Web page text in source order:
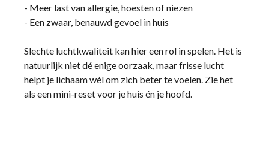
- Meer last van allergie, hoesten of niezen
- Een zwaar, benauwd gevoel in huis
Slechte luchtkwaliteit kan hier een rol in spelen. Het is
natuurlijk niet dé enige oorzaak, maar frisse lucht
helpt je lichaam wél om zich beter te voelen. Zie het
als een mini-reset voor je huis én je hoofd.